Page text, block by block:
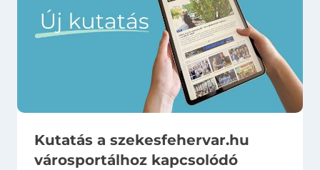
Kutatás a szekesfehervar.hu
városportálhoz kapcsolódó